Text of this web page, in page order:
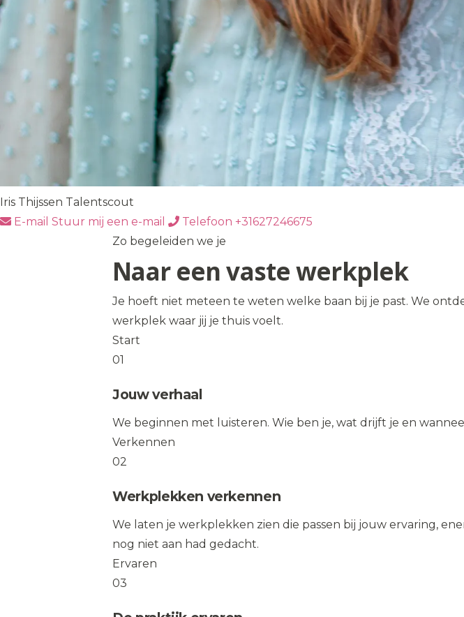
Iris Thijssen Talentscout
E-mail Stuur mij een e-mail Telefoon +31627246675
Zo begeleiden we je
Naar een vaste werkplek
Je hoeft niet meteen te weten welke baan bij je past. We
werkplek waar jij je thuis voelt.
Start
01
Jouw verhaal
We beginnen met luisteren. Wie ben je, wat drijft je en
Verkennen
02
Werkplekken verkennen
We laten je werkplekken zien die passen bij jouw ervaring,
nog niet aan had gedacht.
Ervaren
03